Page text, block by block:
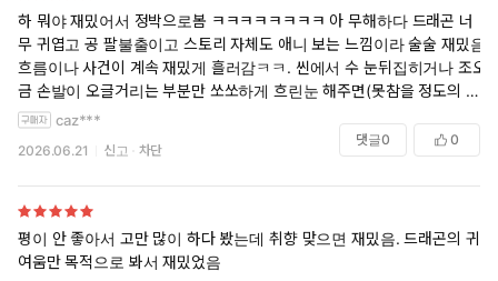
하 뭐야 재밌어서 정박으로봄 ㅋㅋㅋㅋㅋㅋㅋㅋ 아 무해하다 드래곤 너
무 귀엽고 공 팔불출이고 스토리 자체도 애니 보는 느낌이라 술술 재밌음
흐름이나 사건이 계속 재밌게 흘러감ㅋㅋ. 씬에서 수 눈뒤집히거나 조오
금 손발이 오글거리는 부분만 쏘쏘하게 흐린눈 해주면(못참을 정도의 지
분은 아님) 너무 재밌게 볼수있음ㅋㅋ 씬도 굉징히 쫄깃하고..!야하게 쓰
caz***
2026.06.21 신고 차단
댓글0 0
평이 안 좋아서 고만 많이 하다 봤는데 취향 맞으면 재밌음. 드래곤의 귀
여움만 목적으로 봐서 재밌었음